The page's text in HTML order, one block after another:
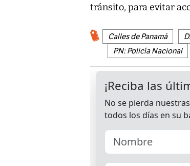
tránsito, para evitar
Calles de Panamá
PN: Policía Nacional